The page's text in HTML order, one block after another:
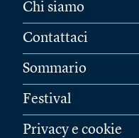
Chi siamo
Contattaci
Sommario
Festival
Privacy e cookie